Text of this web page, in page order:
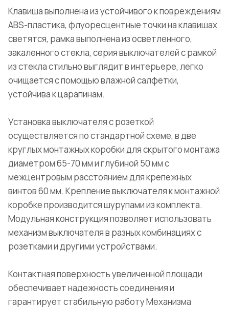
Клавиша выполнена из устойчивого к повреждениям
ABS-пластика, флуоресцентные точки на клавишах
светятся, рамка выполнена из осветленного,
закаленного стекла, серия выключателей с рамкой
из стекла стильно выглядит в интерьере, легко
очищается с помощью влажной салфетки,
устойчива к царапинам.
Установка выключателя с розеткой
осуществляется по стандартной схеме, в две
круглых монтажных коробки для скрытого монтажа
диаметром 65-70 мм и глубиной 50 мм с
межцентровым расстоянием для крепежных
винтов 60 мм. Крепление выключателя к монтажной
коробке производится шурупами из комплекта.
Модульная конструкция позволяет использовать
механизм выключателя в разных комбинациях с
розетками и другими устройствами.
Контактная поверхность увеличенной площади
обеспечивает надежность соединения и
гарантирует стабильную работу Механизма